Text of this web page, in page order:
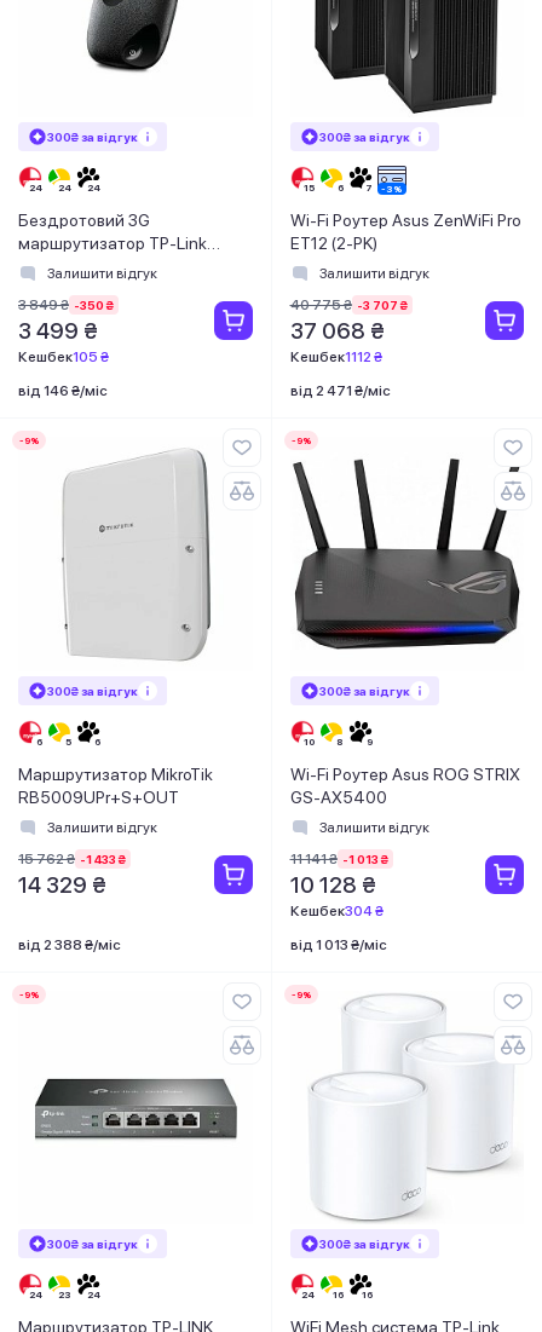
300₴ за відгук
Бездротовий 3G
маршрутизатор TP-Link
M7200Залишити відгук
3 849 ₴ -350 ₴
3 499 ₴
Кешбек105 ₴
від 146 ₴/міс
300₴ за відгук
Wi-Fi Роутер Asus ZenWiFi Pro
ET12 (2-PK)
Залишити відгук
40 775 ₴ -3 707 ₴
37 068 ₴
Кешбек1112 ₴
від 2 471 ₴/міс
-9%
300₴ за відгук
Маршрутизатор MikroTik
RB5009UPr+S+OUT
Залишити відгук
15 762 ₴ -1 433 ₴
14 329 ₴
від 2 388 ₴/міс
-9%
300₴ за відгук
Wi-Fi Роутер Asus ROG STRIX
GS-AX5400
Залишити відгук
11 141 ₴ -1 013 ₴
10 128 ₴
Кешбек304 ₴
від 1 013 ₴/міс
-9%
300₴ за відгук
Маршрутизатор TP-LINK
-9%
300₴ за відгук
WiFi Mesh система TP-Link